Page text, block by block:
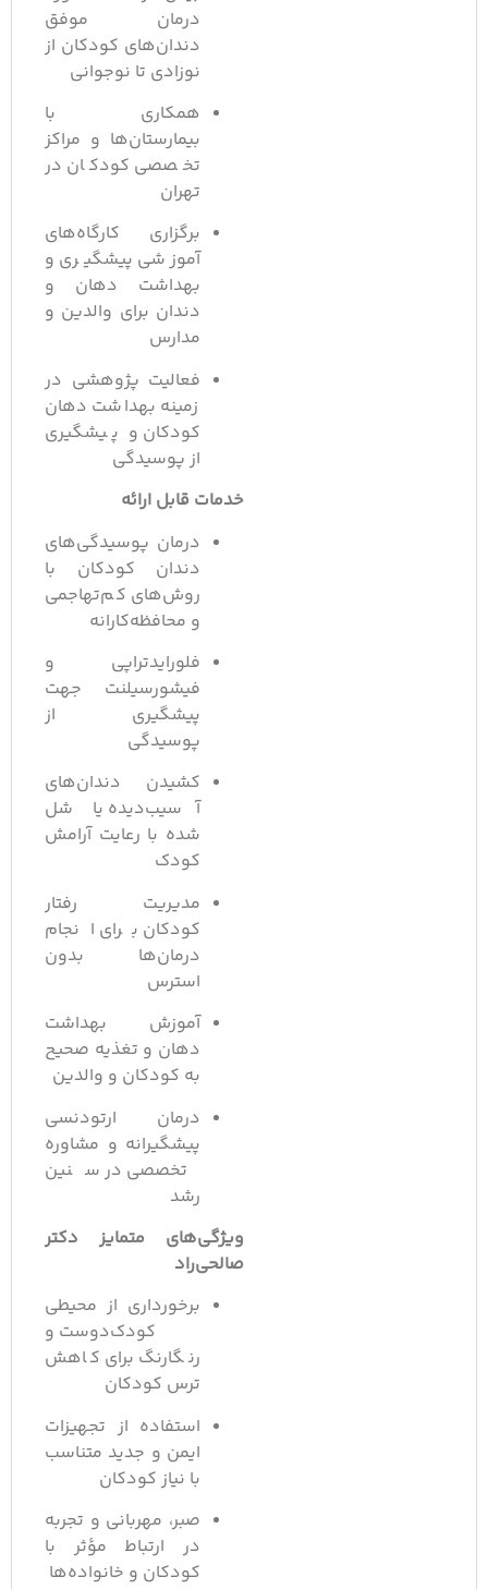
درمان موفق
دندان‌های کودکان از
نوزادی تا نوجوانی
همکاری با
بیمارستان‌ها و مراکز
تخصصی کودکان در
برگزاری کارگاه‌های
آموزشی پیشگیری و
بهداشت دهان و
دندان برای والدین و
مدارس
فعالیت پژوهشی در
زمینه بهداشت دهان
کودکان و پیشگیری
از پوسیدگی
خدمات قابل ارائه
درمان پوسیدگی‌های
دندان کودکان با
روش‌های کم‌تهاجمی
و محافظه‌کارانه
فلورایدتراپی و
فیشورسیلنت جهت
پیشگیری از
پوسیدگی
کشیدن دندان‌های
آسیب‌دیده یا شل
شده با رعایت آرامش
مدیریت رفتار
کودکان برای انجام
درمان‌ها بدون
استرس
آموزش بهداشت
دهان و تغذیه صحیح
به کودکان و والدین
درمان ارتودنسی
پیشگیرانه و مشاوره
تخصصی در سنین
ویژگی‌های متمایز دکتر
صالحی‌راد
برخورداری از محیطی
کودک‌دوست و
رنگارنگ برای کاهش
ترس کودکان
استفاده از تجهیزات
ایمن و جدید متناسب
با نیاز کودکان
صبر، مهربانی و تجربه
در ارتباط مؤثر با
کودکان و خانواده‌ها